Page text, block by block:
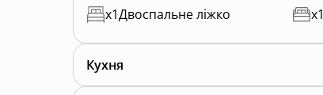
x1Двоспальне ліжко x1
Кухня